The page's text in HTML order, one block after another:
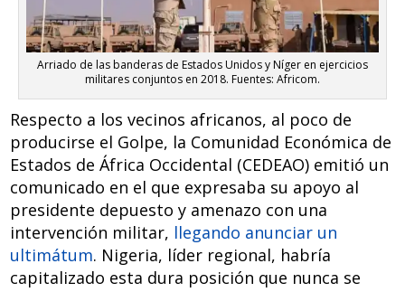
Arriado de las banderas de Estados Unidos y Níger en ejercicios
militares conjuntos en 2018. Fuentes: Africom.
Respecto a los vecinos africanos, al poco de
producirse el Golpe, la Comunidad Económica de
Estados de África Occidental (CEDEAO) emitió un
comunicado en el que expresaba su apoyo al
presidente depuesto y amenazo con una
intervención militar, llegando anunciar un
ultimátum. Nigeria, líder regional, habría
capitalizado esta dura posición que nunca se